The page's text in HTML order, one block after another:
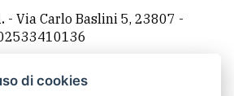
- Via Carlo Baslini 5, 23807 -
di cookies